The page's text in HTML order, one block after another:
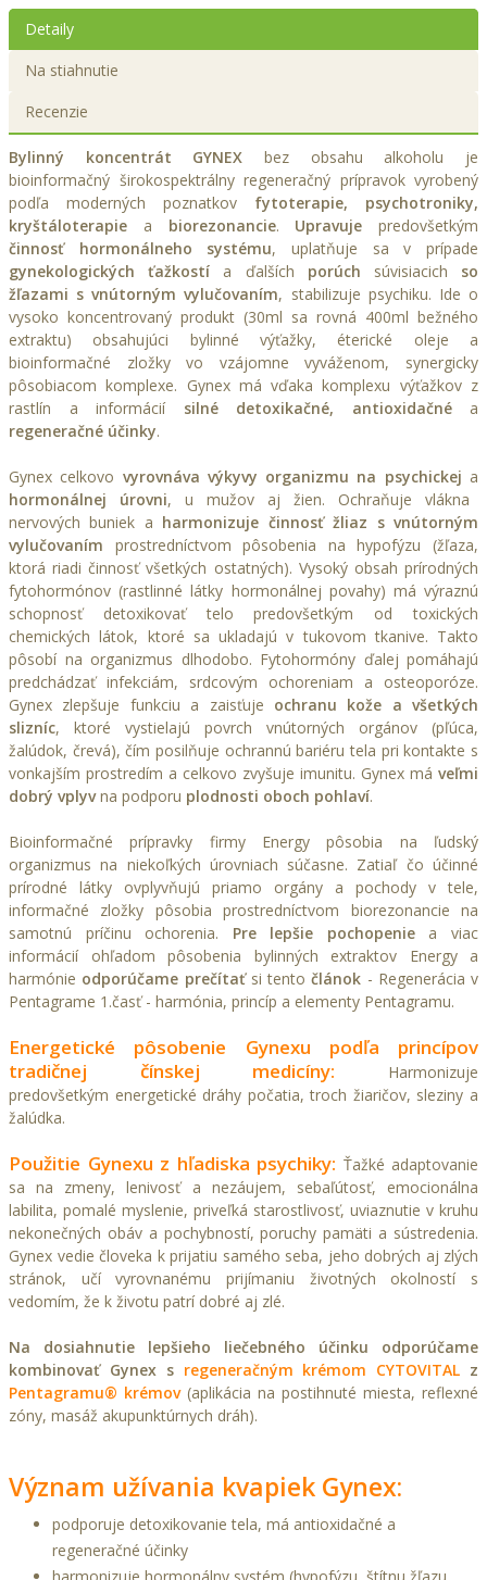
Detaily
Na stiahnutie
Recenzie
Bylinný koncentrát GYNEX bez obsahu alkoholu je
bioinformačný širokospektrálny regeneračný prípravok vyrobený
podľa moderných poznatkov fytoterapie, psychotroniky,
kryštáloterapie a biorezonancie. Upravuje predovšetkým
činnosť hormonálneho systému, uplatňuje sa v prípade
gynekologických ťažkostí a ďalších porúch súvisiacich so
žľazami s vnútorným vylučovaním, stabilizuje psychiku. Ide o
vysoko koncentrovaný produkt (30ml sa rovná 400ml bežného
extraktu) obsahujúci bylinné výťažky, éterické oleje a
bioinformačné zložky vo vzájomne vyváženom, synergicky
pôsobiacom komplexe. Gynex má vďaka komplexu výťažkov z
rastlín a informácií silné detoxikačné, antioxidačnéa
regeneračné účinky.
Gynex celkovo vyrovnáva výkyvy organizmu na psychickej a
hormonálnej úrovni, u mužov aj žien. Ochraňuje vlákna
nervových buniek a harmonizuje činnosť žliaz s vnútorným
vylučovaním prostredníctvom pôsobenia na hypofýzu (žľaza,
ktorá riadi činnosť všetkých ostatných). Vysoký obsah prírodných
fytohormónov (rastlinné látky hormonálnej povahy) má výraznú
schopnosť detoxikovať telo predovšetkým od toxických
chemických látok, ktoré sa ukladajú v tukovom tkanive. Takto
pôsobí na organizmus dlhodobo. Fytohormóny ďalej pomáhajú
predchádzať infekciám, srdcovým ochoreniam a osteoporóze.
Gynex zlepšuje funkciu a zaisťuje ochranu kože a všetkých
slizníc, ktoré vystielajú povrch vnútorných orgánov (pľúca,
žalúdok, črevá), čím posilňuje ochrannú bariéru tela pri kontakte s
vonkajším prostredím a celkovo zvyšuje imunitu. Gynex má veľmi
dobrý vplyvna podporu plodnosti oboch pohlaví.
Bioinformačné prípravky firmy Energy pôsobia na ľudský
organizmus na niekoľkých úrovniach súčasne. Zatiaľ čo účinné
prírodné látky ovplyvňujú priamo orgány a pochody v tele,
informačné zložky pôsobia prostredníctvom biorezonancie na
samotnú príčinu ochorenia. Pre lepšie pochopeniea viac
informácií ohľadom pôsobenia bylinných extraktov Energy a
harmónie odporúčame prečítaťsi tentočlánok - Regenerácia v
Pentagrame 1.časť - harmónia, princíp a elementy Pentagramu.
Energetické pôsobenie Gynexu podľa princípov
tradičnej čínskej medicíny: Harmonizuje
predovšetkým energetické dráhy počatia, troch žiaričov, sleziny a
žalúdka.
Použitie Gynexu z hľadiska psychiky: Ťažké adaptovanie
sa na zmeny, lenivosť a nezáujem, sebaľútosť, emocionálna
labilita, pomalé myslenie, priveľká starostlivosť, uviaznutie v kruhu
nekonečných obáv a pochybností, poruchy pamäti a sústredenia.
Gynex vedie človeka k prijatiu samého seba, jeho dobrých aj zlých
stránok, učí vyrovnanému prijímaniu životných okolností s
vedomím, že k životu patrí dobré aj zlé.
Na dosiahnutie lepšieho liečebného účinku odporúčame
kombinovať Gynex s regeneračným krémom CYTOVITAL z
Pentagramu® krémov (aplikácia na postihnuté miesta, reflexné
zóny, masáž akupunktúrnych dráh).
Význam užívania kvapiek Gynex:
podporuje detoxikovanie tela, má antioxidačné a
regeneračné účinky